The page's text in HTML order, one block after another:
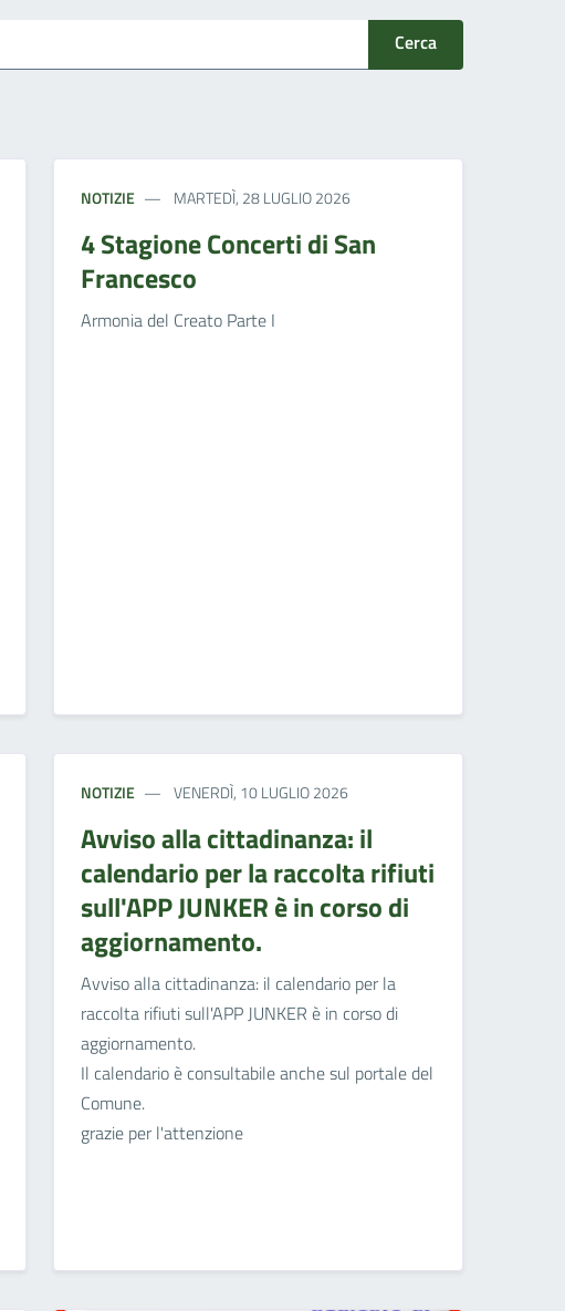
Cerca
NOTIZIE MARTEDÌ, 28 LUGLIO 2026
4 Stagione Concerti di San
Francesco
Armonia del Creato Parte I
NOTIZIE VENERDÌ, 10 LUGLIO 2026
Avviso alla cittadinanza: il
calendario per la raccolta rifiuti
sull'APP JUNKER è in corso di
aggiornamento.
Avviso alla cittadinanza: il calendario per la
raccolta rifiuti sull'APP JUNKER è in corso di
aggiornamento.
Il calendario è consultabile anche sul portale del
Comune.
grazie per l'attenzione